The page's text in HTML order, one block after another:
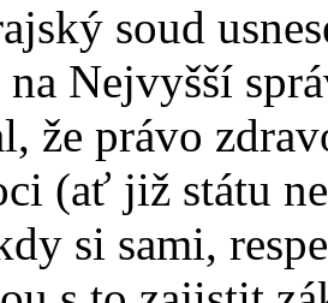
soud
Nejvyšší
že právo
(ať již státu
si sami,